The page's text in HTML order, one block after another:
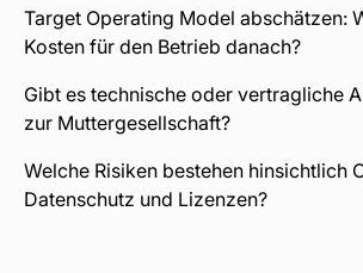
Target Operating Model abschätzen:
Kosten für den Betrieb danach?
Gibt es technische oder vertragliche
zur Muttergesellschaft?
Welche Risiken bestehen hinsichtlich
Datenschutz und Lizenzen?